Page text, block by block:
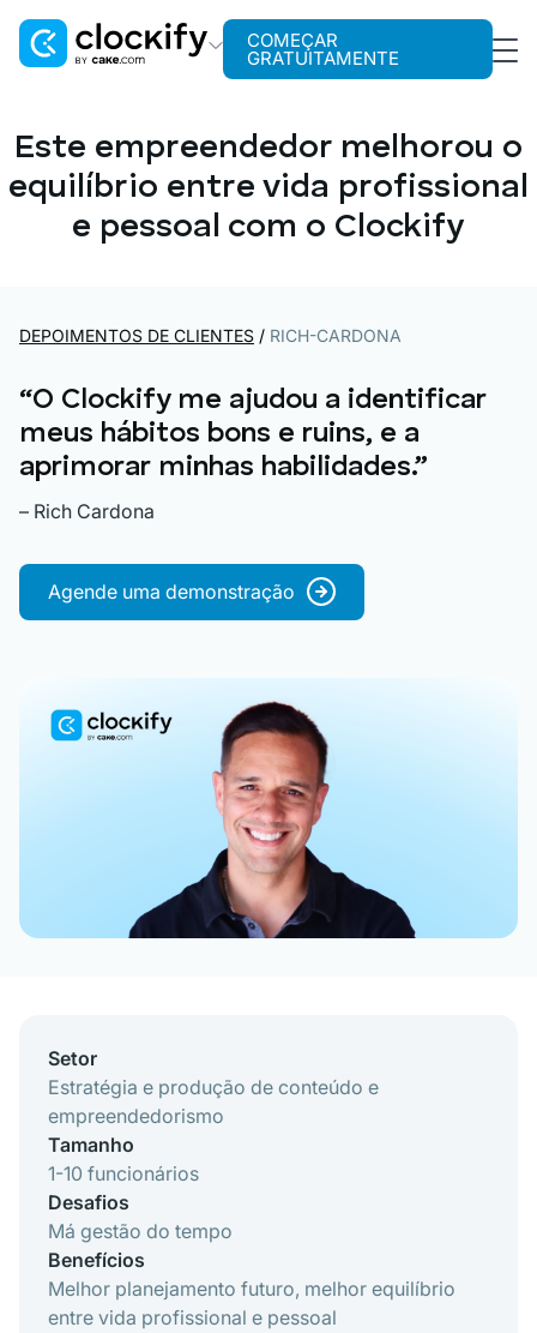
Rastreamento de tempo
Plaky
Gerenciamento de projetos
COMEÇAR
GRATUITAMENTE
Este empreendedor melhorou o
equilíbrio entre vida profissional
e pessoal com o Clockify
DEPOIMENTOS DE CLIENTES / RICH-CARDONA
“O Clockify me ajudou a identificar
meus hábitos bons e ruins, e a
aprimorar minhas habilidades.”
– Rich Cardona
Agende uma demonstração
Setor
Estratégia e produção de conteúdo e
empreendedorismo
Tamanho
1-10 funcionários
Desafios
Má gestão do tempo
Benefícios
Melhor planejamento futuro, melhor equilíbrio
entre vida profissional e pessoal